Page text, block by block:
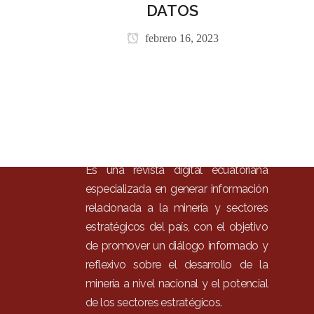
DATOS
febrero 16, 2023
Es una revista digital ecuatoriana
especializada en generar información
relacionada a la minería y sectores
estratégicos del país, con el objetivo
de promover un diálogo informado y
reflexivo sobre el desarrollo de la
minería a nivel nacional y el potencial
de los sectores estratégicos.